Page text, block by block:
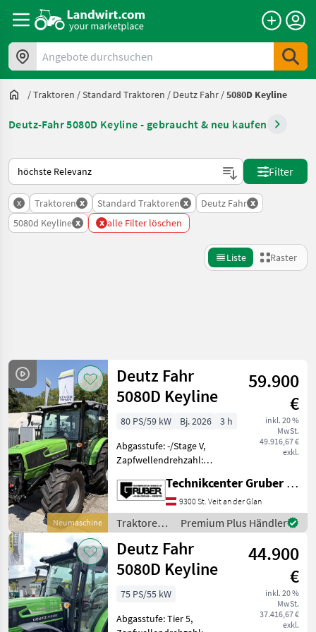
Angebote durchsuchen
/Traktoren /Standard Traktoren / Deutz Fahr /5080D Keyline
Deutz-Fahr 5080D Keyline - gebraucht & neu kaufen
So wird auf Landwirt.com sortiert
Filter
x Traktoren x Standard Traktoren x Deutz Fahr x
5080d Keyline x x alle Filter löschen
Liste Raster
Kategorie 5 Land Filter
AKTUELLER
PFAD
Landtechnik
Traktoren
Standard
Traktoren
Deutz
5080d
Keyline
KATEGORIE
WÄHLEN
Zurücksetzen
23
anzeigen
Neumaschine
Deutz Fahr
5080D Keyline
59.900
€
inkl. 20 %
MwSt.
49.916,67 €
exkl.
80 PS/59 kW Bj. 2026
3 h
Abgasstufe: -/Stage V,
Zapfwellendrehzahl:
Turbolader mit
Ladeluftkühlung,
Höchstgeschwindigkeit in
km/h: 40 km/h, Getriebeart
Landmaschine: Lastsch
Technikcenter Gruber GmbH
9300 St. Veit an der Glan
Traktoren /
Deutz Fahr
Premium Plus Händler
Deutz Fahr
5080D Keyline
44.900
€
inkl. 20 %
MwSt.
37.416,67 €
exkl.
75 PS/55 kW
Abgasstufe: Tier 5,